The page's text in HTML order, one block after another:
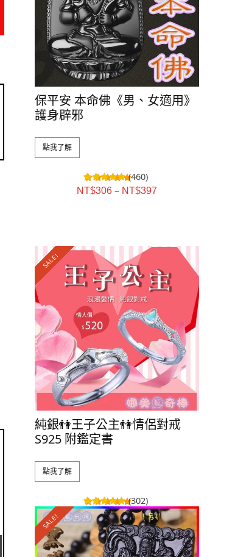
保平安 本命佛《男、女適用》
護身辟邪
點我了解
(460)
NT$306 – NT$397
SALE!
純銀👫王子公主👫情侶對戒
S925 附鑑定書
點我了解
(302)
SALE!